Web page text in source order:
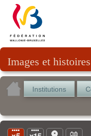
Images et
Institutions